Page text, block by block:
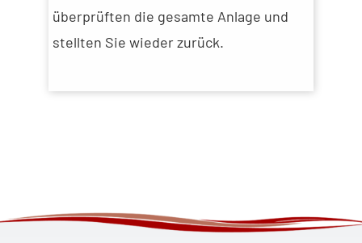
überprüften die gesamte Anlage und
stellten Sie wieder zurück.